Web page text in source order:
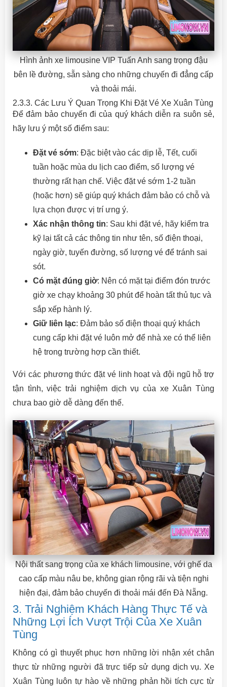
Hình ảnh xe limousine VIP Tuấn Anh sang trọng đậu
bên lề đường, sẵn sàng cho những chuyến đi đẳng cấp
và thoải mái.
2.3.3. Các Lưu Ý Quan Trọng Khi Đặt Vé Xe Xuân Tùng
Để đảm bảo chuyến đi của quý khách diễn ra suôn sẻ,
hãy lưu ý một số điểm sau:
Đặt vé sớm: Đặc biệt vào các dịp lễ, Tết, cuối
tuần hoặc mùa du lịch cao điểm, số lượng vé
thường rất hạn chế. Việc đặt vé sớm 1-2 tuần
(hoặc hơn) sẽ giúp quý khách đảm bảo có chỗ và
lựa chọn được vị trí ưng ý.
Xác nhận thông tin: Sau khi đặt vé, hãy kiểm tra
kỹ lại tất cả các thông tin như tên, số điện thoại,
ngày giờ, tuyến đường, số lượng vé để tránh sai
sót.
Có mặt đúng giờ: Nên có mặt tại điểm đón trước
giờ xe chạy khoảng 30 phút để hoàn tất thủ tục và
sắp xếp hành lý.
Giữ liên lạc: Đảm bảo số điện thoại quý khách
cung cấp khi đặt vé luôn mở để nhà xe có thể liên
hệ trong trường hợp cần thiết.
Với các phương thức đặt vé linh hoạt và đội ngũ hỗ trợ
tận tình, việc trải nghiệm dịch vụ của xe Xuân Tùng
chưa bao giờ dễ dàng đến thế.
Nội thất sang trọng của xe khách limousine, với ghế da
cao cấp màu nâu be, không gian rộng rãi và tiện nghi
hiện đại, đảm bảo chuyến đi thoải mái đến Đà Nẵng.
3. Trải Nghiệm Khách Hàng Thực Tế và
Những Lợi Ích Vượt Trội Của Xe Xuân
Tùng
Không có gì thuyết phục hơn những lời nhận xét chân
thực từ những người đã trực tiếp sử dụng dịch vụ. Xe
Xuân Tùng luôn tự hào về những phản hồi tích cực từ